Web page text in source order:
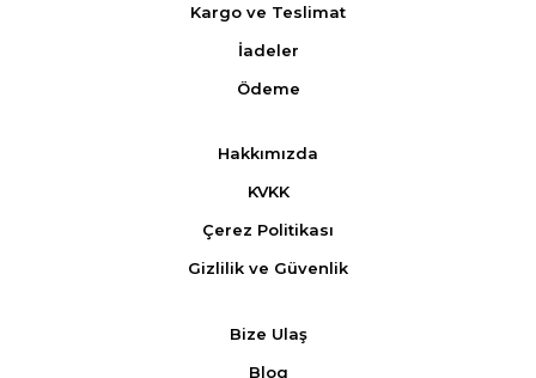
Kargo ve Teslimat
İadeler
Ödeme
Hakkımızda
KVKK
Çerez Politikası
Gizlilik ve Güvenlik
Bize Ulaş
Blog